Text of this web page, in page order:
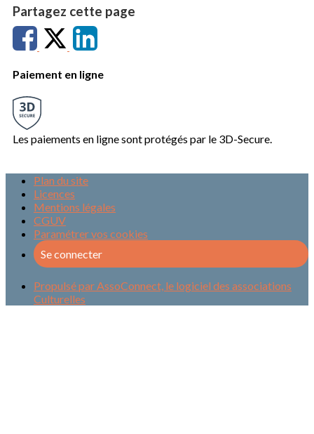
Partagez cette page
Paiement en ligne
Les paiements en ligne sont protégés par le 3D-Secure.
Plan du site
Licences
Mentions légales
CGUV
Paramétrer vos cookies
Se connecter
Propulsé par AssoConnect, le logiciel des associations
Culturelles